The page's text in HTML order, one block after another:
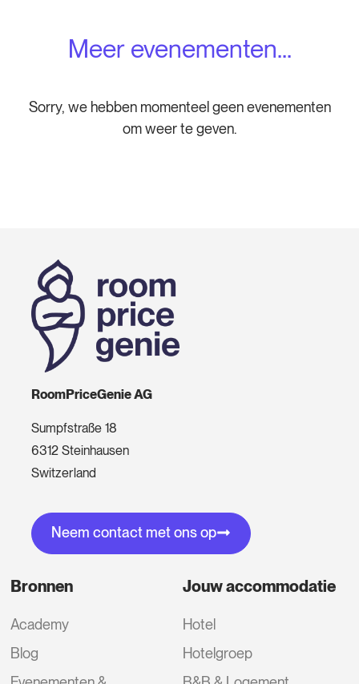
Meer evenementen...
Sorry, we hebben momenteel geen evenementen
om weer te geven.
RoomPriceGenie AG
Sumpfstraße 18
6312 Steinhausen
Switzerland
Neem contact met ons op
Bronnen
Academy
Blog
Jouw accommodatie
Hotel
Hotelgroep